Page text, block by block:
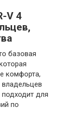
V 4
базовая
комфорта,
подходит для
по